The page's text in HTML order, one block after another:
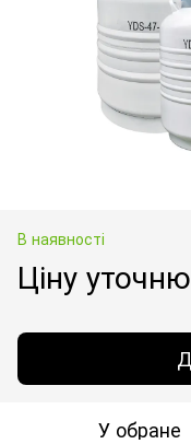
В наявності
Ціну
У обране